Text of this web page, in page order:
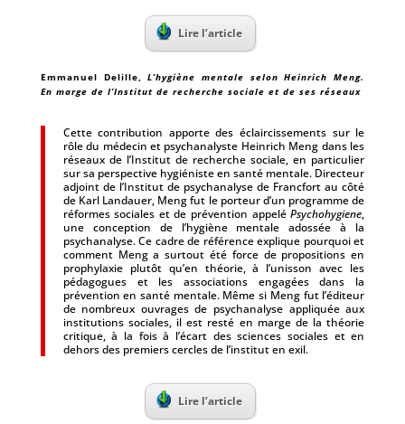
Lire l’article
Emmanuel Delille,L’hygiène mentale selon Heinrich Meng.
En marge de l’Institut de recherche sociale et de ses réseaux
Cette contribution apporte des éclaircissements sur le
rôle du médecin et psychanalyste Heinrich Meng dans les
réseaux de l’Institut de recherche sociale, en particulier
sur sa perspective hygiéniste en santé mentale. Directeur
adjoint de l’Institut de psychanalyse de Francfort au côté
de Karl Landauer, Meng fut le porteur d’un programme de
réformes sociales et de prévention appeléPsychohygiene,
une conception de l’hygiène mentale adossée à la
psychanalyse. Ce cadre de référence explique pourquoi et
comment Meng a surtout été force de propositions en
prophylaxie plutôt qu’en théorie, à l’unisson avec les
pédagogues et les associations engagées dans la
prévention en santé mentale. Même si Meng fut l’éditeur
de nombreux ouvrages de psychanalyse appliquée aux
institutions sociales, il est resté en marge de la théorie
critique, à la fois à l’écart des sciences sociales et en
dehors des premiers cercles de l’institut en exil.
Lire l’article